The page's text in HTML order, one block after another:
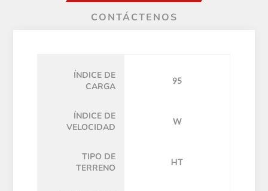
CONTÁCTENOS
ÍNDICE DE
CARGA
95
ÍNDICE DE
VELOCIDAD
W
TIPO DE
TERRENO
HT